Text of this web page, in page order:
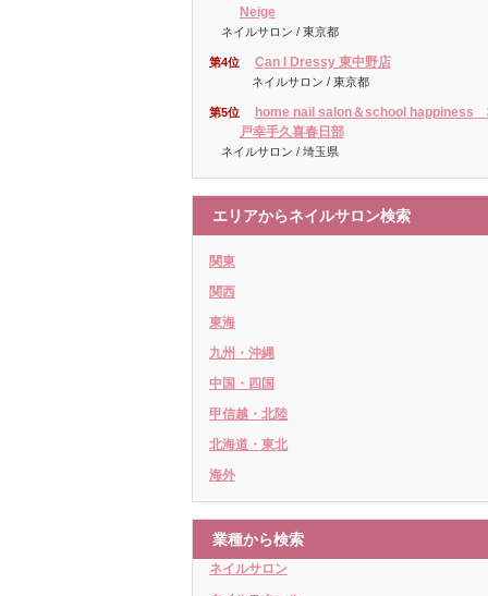
Neige
ネイルサロン / 東京都
第4位 Can I Dressy 東中野店
ネイルサロン / 東京都
第5位
home nail salon＆school happiness
戸幸手久喜春日部
ネイルサロン / 埼玉県
エリアからネイルサロン検索
関東
関西
東海
九州・沖縄
中国・四国
甲信越・北陸
北海道・東北
海外
業種から検索
ネイルサロン